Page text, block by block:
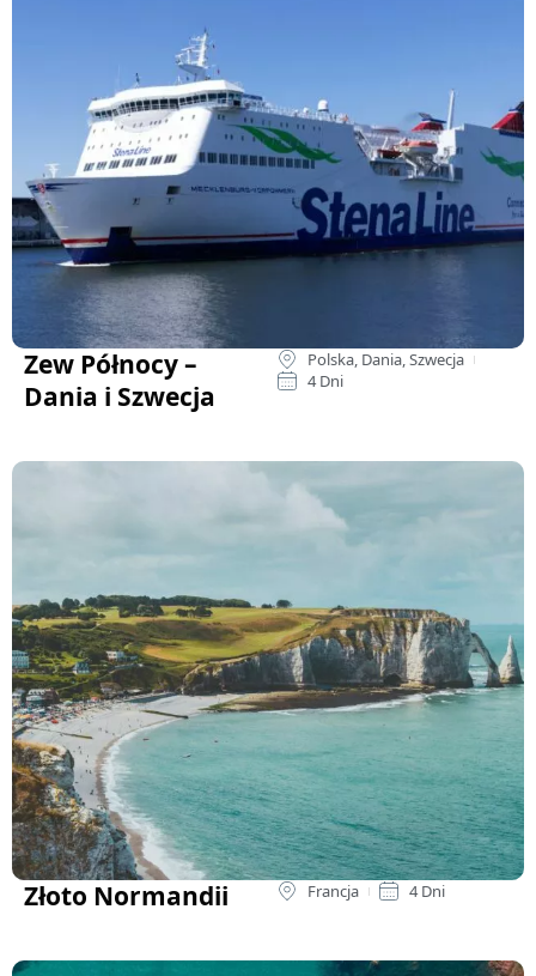
Zew Północy –
Dania i Szwecja
Polska, Dania, Szwecja
4 Dni
Złoto Normandii Francja 4 Dni